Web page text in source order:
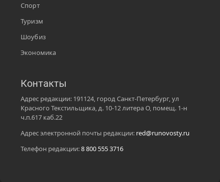
Спорт
Туризм
Шоубиз
Экономика
Контакты
Адрес редакции: 191124, город Санкт-Петербург, ул
Красного Текстильщика, д. 10-12 литера О, помещ. 1-н
ч.п.617 каб.22
Адрес электронной почты редакции: red@runovosty.ru
Телефон редакции:8 800 555 3716